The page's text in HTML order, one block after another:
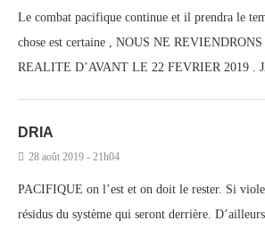
Le combat pacifique continue et il prendra le
chose est certaine , NOUS NE
REALITE D’AVANT LE 22 FEVRIER 2019 .
DRIA
28 août 2019 - 21h04
PACIFIQUE on l’est et on doit le rester. Si
résidus du système qui seront derrière.